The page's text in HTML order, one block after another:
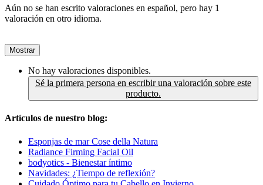
Aún no se han escrito valoraciones en español, pero hay 1
valoración en otro idioma.
Mostrar
No hay valoraciones disponibles.
Sé la primera persona en escribir una valoración sobre este
producto.
Artículos de nuestro blog:
Esponjas de mar Cose della Natura
Radiance Firming Facial Oil
bodyotics - Bienestar íntimo
Navidades: ¿Tiempo de reflexión?